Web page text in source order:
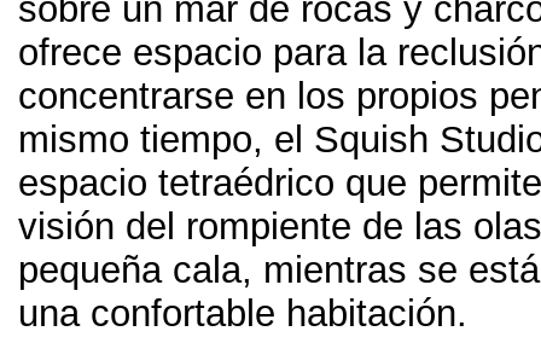
sobre un mar de rocas y
ofrece espacio para la
concentrarse en los propios
mismo tiempo, el Squish
espacio tetraédrico que
visión del rompiente de las
pequeña cala, mientras se
una confortable habitación.